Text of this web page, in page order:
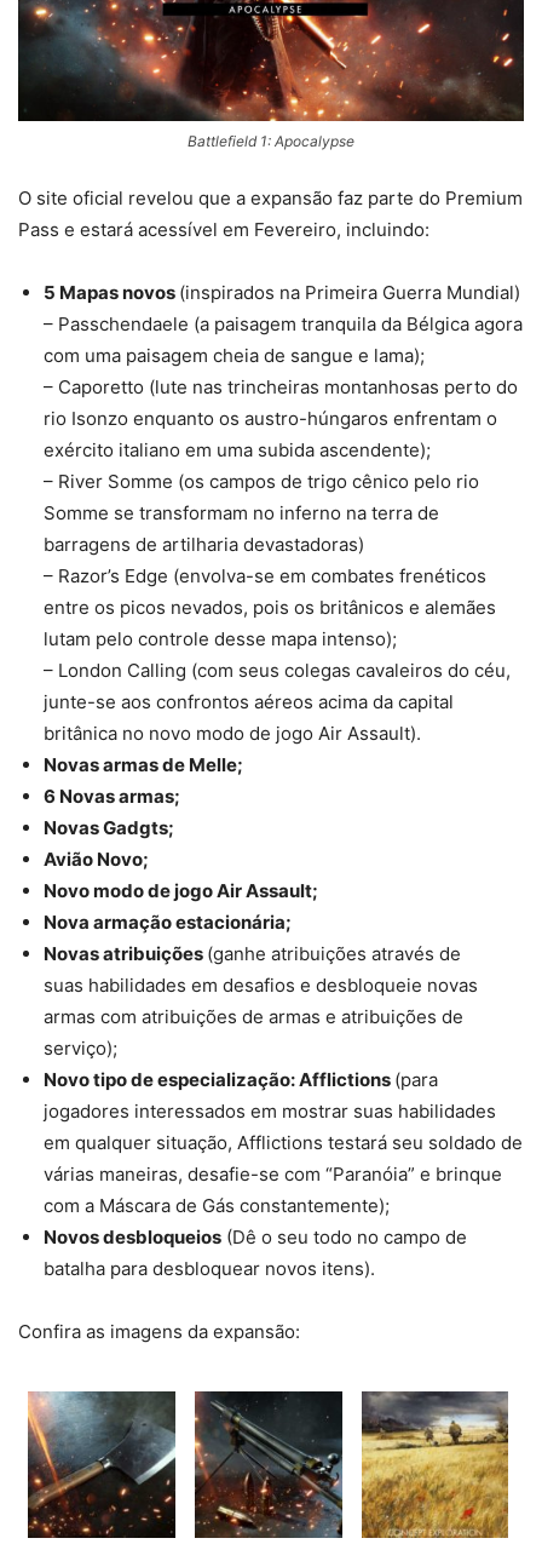
Battlefield 1: Apocalypse
O site oficial revelou que a expansão faz parte do Premium
Pass e estará acessível em Fevereiro, incluindo:
5 Mapas novos (inspirados na Primeira Guerra Mundial)
– Passchendaele (a paisagem tranquila da Bélgica agora
com uma paisagem cheia de sangue e lama);
– Caporetto (lute nas trincheiras montanhosas perto do
rio Isonzo enquanto os austro-húngaros enfrentam o
exército italiano em uma subida ascendente);
– River Somme (os campos de trigo cênico pelo rio
Somme se transformam no inferno na terra de
barragens de artilharia devastadoras)
– Razor’s Edge (envolva-se em combates frenéticos
entre os picos nevados, pois os britânicos e alemães
lutam pelo controle desse mapa intenso);
– London Calling (com seus colegas cavaleiros do céu,
junte-se aos confrontos aéreos acima da capital
britânica no novo modo de jogo Air Assault).
Novas armas de Melle;
6 Novas armas;
Novas Gadgts;
Avião Novo;
Novo modo de jogo Air Assault;
Nova armação estacionária;
Novas atribuições (ganhe atribuições através de
suas habilidades em desafios e desbloqueie novas
armas com atribuições de armas e atribuições de
serviço);
Novo tipo de especialização: Afflictions (para
jogadores interessados ​​em mostrar suas habilidades
em qualquer situação, Afflictions testará seu soldado de
várias maneiras, desafie-se com “Paranóia” e brinque
com a Máscara de Gás constantemente);
Novos desbloqueios (Dê o seu todo no campo de
batalha para desbloquear novos itens).
Confira as imagens da expansão: